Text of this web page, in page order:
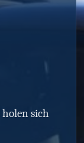
sich